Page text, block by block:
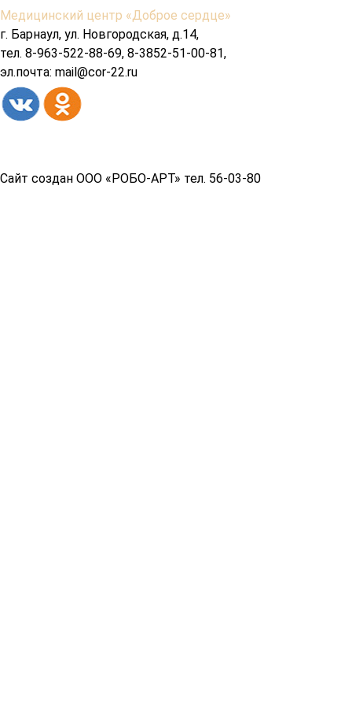
Содержимое
подвала
Медицинский центр «Доброе сердце»
г. Барнаул, ул. Новгородская, д.14,
тел. 8-963-522-88-69, 8-3852-51-00-81,
эл.почта: mail@cor-22.ru
Сайт создан ООО «РОБО-АРТ» тел. 56-03-80